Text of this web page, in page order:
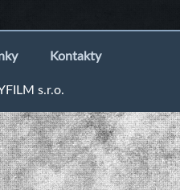
Kontakty
s.r.o.